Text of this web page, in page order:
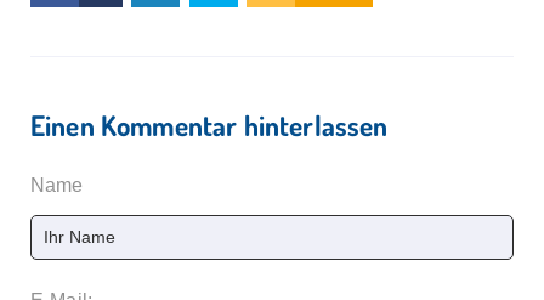
Einen Kommentar hinterlassen
Name